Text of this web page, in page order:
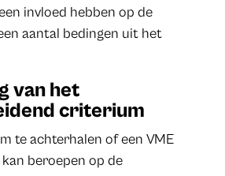
invloed hebben op de
aantal bedingen uit het
van het
criterium
te achterhalen of een VME
beroepen op de